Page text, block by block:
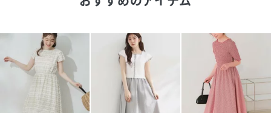
ングワンピースです。
背中のリボンでシルエットの調整ができるので、ご自身の体
型に合わせて着ていただけるおすすめの一着です！
【26SSNEWARRIVAL】
【26SSNEWCOLLECTION】